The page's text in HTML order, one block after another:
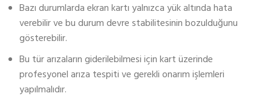
Bazı durumlarda ekran kartı yalnızca yük altında hata
verebilir ve bu durum devre stabilitesinin bozulduğunu
gösterebilir.
Bu tür arızaların giderilebilmesi için kart üzerinde
profesyonel arıza tespiti ve gerekli onarım işlemleri
yapılmalıdır.